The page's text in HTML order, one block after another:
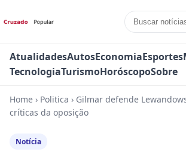
AtualidadesAutosEconomiaEsportes
TecnologiaTurismoHoróscopoSobre
Home › Politica › Gilmar defende
críticas da oposição
Notícia